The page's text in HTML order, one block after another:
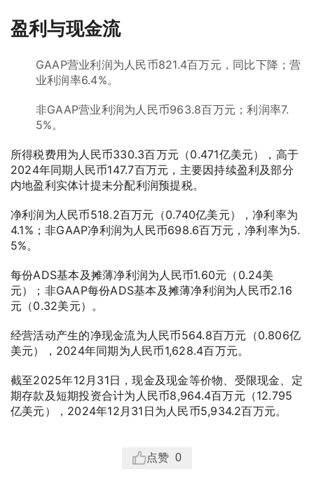
盈利与现金流
GAAP营业利润为人民币821.4百万元，同比下降；营
业利润率6.4%。
非GAAP营业利润为人民币963.8百万元；利润率7.
5%。
所得税费用为人民币330.3百万元（0.471亿美元），高于
2024年同期人民币147.7百万元，主要因持续盈利及部分
内地盈利实体计提未分配利润预提税。
净利润为人民币518.2百万元（0.740亿美元），净利率为
4.1%；非GAAP净利润为人民币698.6百万元，净利率为5.
5%。
每份ADS基本及摊薄净利润为人民币1.60元（0.24美
元）；非GAAP每份ADS基本及摊薄净利润为人民币2.16
元（0.32美元）。
经营活动产生的净现金流为人民币564.8百万元（0.806亿
美元），2024年同期为人民币1,628.4百万元。
截至2025年12月31日，现金及现金等价物、受限现金、定
期存款及短期投资合计为人民币8,964.4百万元（12.795
亿美元），2024年12月31日为人民币5,934.2百万元。
点赞 0